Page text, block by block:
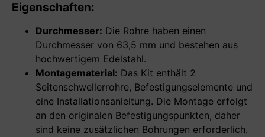
Eigenschaften:
Durchmesser: Die Rohre haben einen
Durchmesser von 63,5 mm und bestehen aus
hochwertigem Edelstahl.
Montagematerial: Das Kit enthält 2
Seitenschwellerrohre, Befestigungselemente und
eine Installationsanleitung. Die Montage erfolgt
an den originalen Befestigungspunkten, daher
sind keine zusätzlichen Bohrungen erforderlich.